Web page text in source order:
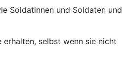
Soldatinnen und Soldaten und
selbst wenn sie nicht